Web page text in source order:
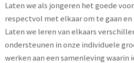
Laten we als jongeren het goede
respectvol met elkaar om te gaan
Laten we leren van elkaars
ondersteunen in onze individuele
werken aan een samenleving waarin